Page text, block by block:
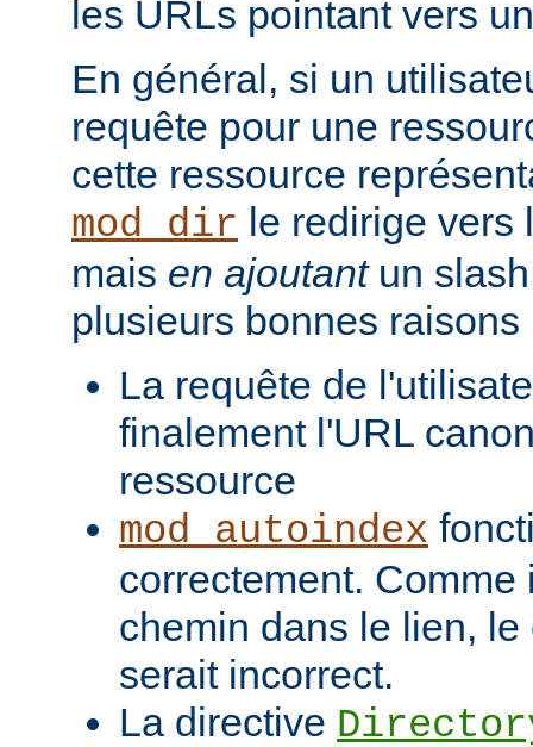
les URLs pointant vers
En général, si un
requête pour une
cette ressource
mod_dir le redirige vers
mais en ajoutantun slash
plusieurs bonnes raisons
La requête de
finalement l'URL
ressource
mod_autoindex
correctement.
chemin dans le lien,
serait incorrect.
La directive